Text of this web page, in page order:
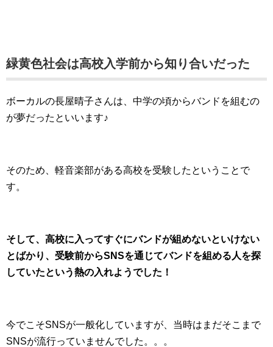
緑黄色社会は高校入学前から知り合いだった
ボーカルの長屋晴子さんは、中学の頃からバンドを組むの
が夢だったといいます♪
そのため、軽音楽部がある高校を受験したということで
す。
そして、高校に入ってすぐにバンドが組めないといけない
とばかり、受験前からSNSを通じてバンドを組める人を探
していたという熱の入れようでした！
今でこそSNSが一般化していますが、当時はまだそこまで
SNSが流行っていませんでした。。。